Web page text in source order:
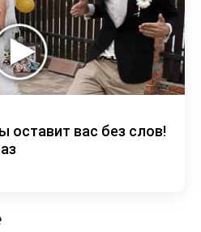
оставит вас без слов!